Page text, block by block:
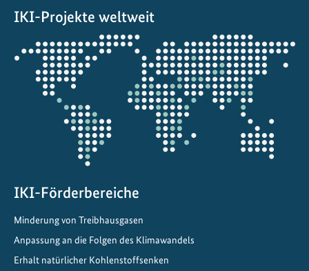
IKI-Projekte weltweit
Öffnet
die
Projektkarte
IKI-Förderbereiche
Minderung von Treibhausgasen
Anpassung an die Folgen des Klimawandels
Erhalt natürlicher Kohlenstoffsenken